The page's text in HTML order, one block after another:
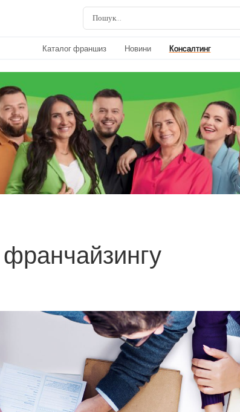
Каталог франшиз Новини Консалтинг